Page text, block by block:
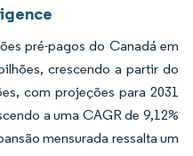
pré-pagos do Canadá em
crescendo a partir do
com projeções para 2031
a uma CAGR de 9,12%
mensurada ressalta um